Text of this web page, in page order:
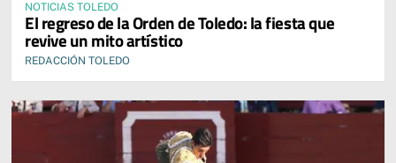
NOTICIAS TOLEDO
El regreso de la Orden de Toledo: la fiesta que
revive un mito artístico
REDACCIÓN TOLEDO